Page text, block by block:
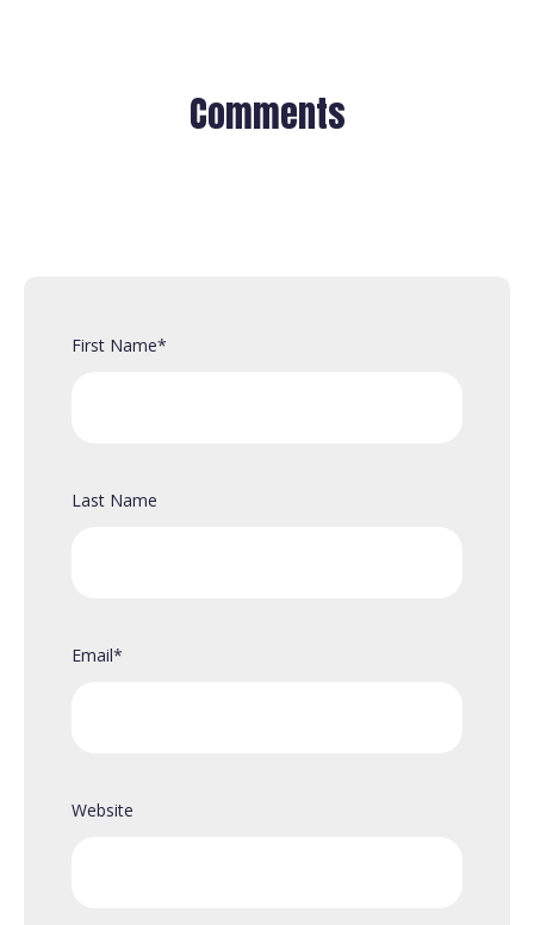
Comments
First Name*
Last Name
Email*
Website